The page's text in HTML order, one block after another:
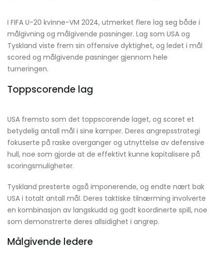
I FIFA U-20 kvinne-VM 2024, utmerket flere lag seg både i
målgivning og målgivende pasninger. Lag som USA og
Tyskland viste frem sin offensive dyktighet, og ledet i mål
scored og målgivende pasninger gjennom hele
turneringen.
Toppscorende lag
USA fremsto som det toppscorende laget, og scoret et
betydelig antall mål i sine kamper. Deres angrepsstrategi
fokuserte på raske overganger og utnyttelse av defensive
hull, noe som gjorde at de effektivt kunne kapitalisere på
scoringsmuligheter.
Tyskland presterte også imponerende, og endte nært bak
USA i totalt antall mål. Deres taktiske tilnærming involverte
en kombinasjon av langskudd og godt koordinerte spill, noe
som demonstrerte deres allsidighet i angrep.
Målgivende ledere